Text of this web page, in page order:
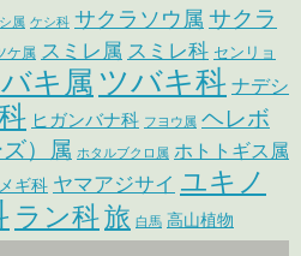
属 ケシ科 サクラソウ属 サクラ
ケ属 スミレ属 スミレ科 センリョ
キ属 ツバキ科 ナデシ
ヒガンバナ科 フヨウ属 ヘレボ
）属 ホタルブクロ属 ホトトギス属
メギ科 ヤマアジサイ ユキノ
ラン科旅 白馬 高山植物